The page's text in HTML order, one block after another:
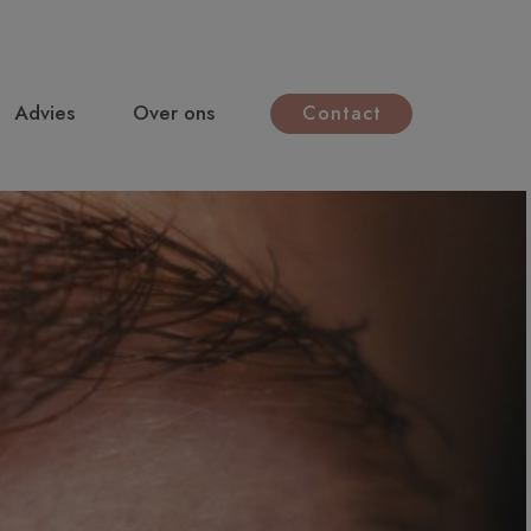
Advies Over ons Contact